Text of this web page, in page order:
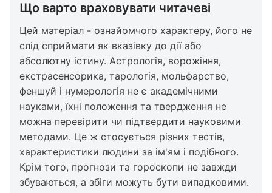
Що варто враховувати читачеві
Цей матеріал - ознайомчого характеру, його не
слід сприймати як вказівку до дії або
абсолютну істину. Астрологія, ворожіння,
екстрасенсорика, тарологія, мольфарство,
феншуй і нумерологія не є академічними
науками, їхні положення та твердження не
можна перевірити чи підтвердити науковими
методами. Це ж стосується різних тестів,
характеристики людини за ім'ям і подібного.
Крім того, прогнози та гороскопи не завжди
збуваються, а збіги можуть бути випадковими.